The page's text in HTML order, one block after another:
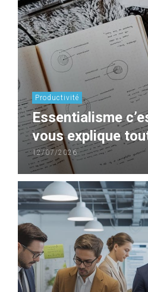
Productivité
Essentialisme
vous explique
12/07/2026